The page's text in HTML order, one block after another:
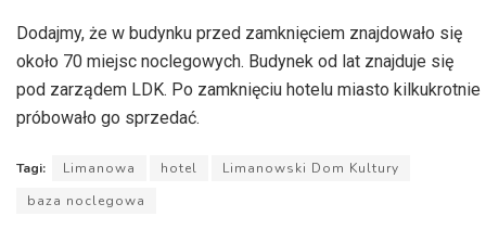
Dodajmy, że w budynku przed zamknięciem znajdowało się
około 70 miejsc noclegowych. Budynek od lat znajduje się
pod zarządem LDK. Po zamknięciu hotelu miasto kilkukrotnie
próbowało go sprzedać.
Tagi: Limanowa hotel
Limanowski Dom Kultury
baza noclegowa